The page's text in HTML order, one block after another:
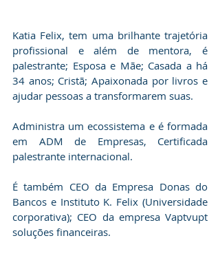
Katia Felix, tem uma brilhante trajetória
profissional e além de mentora, é
palestrante; Esposa e Mãe; Casada a há
34 anos; ⁠Cristã; Apaixonada por livros e
ajudar pessoas a transformarem suas.
⁠Administra um ecossistema e é ⁠formada
em ADM de Empresas, ⁠Certificada
palestrante internacional.
É também CEO da Empresa Donas do
Bancos e Instituto K. Felix (Universidade
corporativa); CEO da empresa Vaptvupt
soluções financeiras.